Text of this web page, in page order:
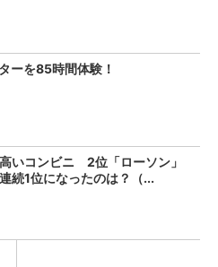
ーを85時間体験！
いコンビニ 2位「ローソン」
続1位になったのは？（...